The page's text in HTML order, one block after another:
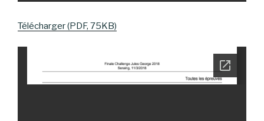
Télécharger (PDF, 75KB)